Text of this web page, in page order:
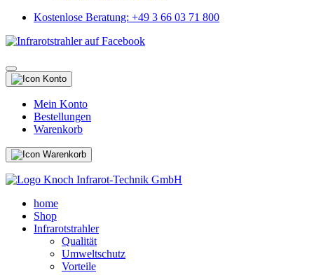
Kostenlose Beratung: +49 3 66 03 71 800
Mein Konto
Bestellungen
Warenkorb
home
Shop
Infrarotstrahler
Qualität
Umweltschutz
Vorteile